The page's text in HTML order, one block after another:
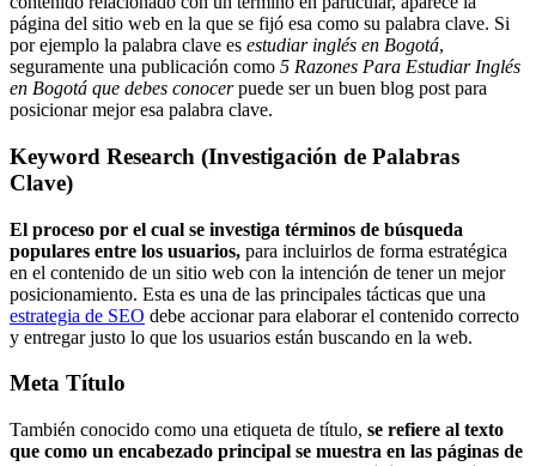
página del sitio web en la que se fijó esa como su palabra clave. Si
por ejemplo la palabra clave es estudiar inglés en Bogotá,
seguramente una publicación como 5 Razones Para Estudiar Inglés
en Bogotá que debes conocerpuede ser un buen blog post para
posicionar mejor esa palabra clave.
Keyword Research (Investigación de Palabras
Clave)
El proceso por el cual se investiga términos de búsqueda
populares entre los usuarios, para incluirlos de forma estratégica
en el contenido de un sitio web con la intención de tener un mejor
posicionamiento. Esta es una de las principales tácticas que una
estrategia de SEO debe accionar para elaborar el contenido correcto
y entregar justo lo que los usuarios están buscando en la web.
Meta Título
También conocido como una etiqueta de título, se refiere al texto
que como un encabezado principal se muestra en las páginas de